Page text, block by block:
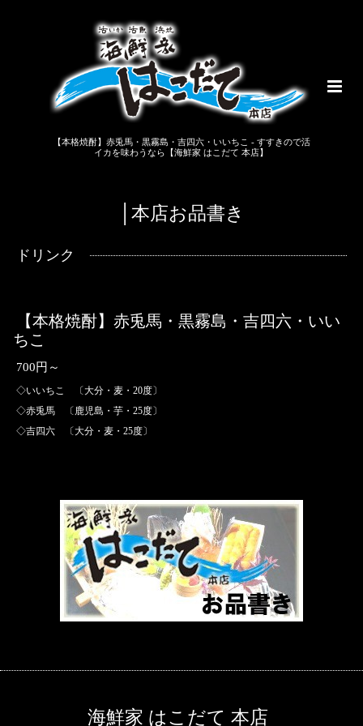
【本格焼酎】赤兎馬・黒霧島・吉四六・いいちこ - すすきので活
イカを味わうなら【海鮮家 はこだて 本店】
│本店お品書き
ドリンク
【本格焼酎】赤兎馬・黒霧島・吉四六・いい
ちこ
700円～
◇いいちこ 〔大分・麦・20度〕
◇赤兎馬 〔鹿児島・芋・25度〕
◇吉四六 〔大分・麦・25度〕
海鮮家 はこだて 本店